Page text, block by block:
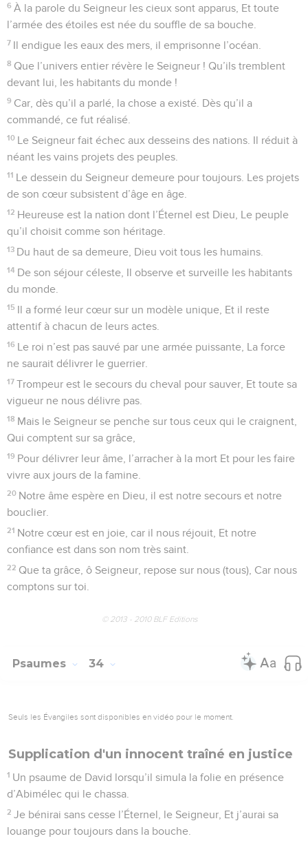
6 À la parole du Seigneur les cieux sont apparus, Et toute
l’armée des étoiles est née du souffle de sa bouche.
7 Il endigue les eaux des mers, il emprisonne l’océan.
8 Que l’univers entier révère le Seigneur ! Qu’ils tremblent
devant lui, les habitants du monde !
9 Car, dès qu’il a parlé, la chose a existé. Dès qu’il a
commandé, ce fut réalisé.
10 Le Seigneur fait échec aux desseins des nations. Il réduit à
néant les vains projets des peuples.
11 Le dessein du Seigneur demeure pour toujours. Les projets
de son cœur subsistent d’âge en âge.
12 Heureuse est la nation dont l’Éternel est Dieu, Le peuple
qu’il choisit comme son héritage.
13 Du haut de sa demeure, Dieu voit tous les humains.
14 De son séjour céleste, Il observe et surveille les habitants
du monde.
15 Il a formé leur cœur sur un modèle unique, Et il reste
attentif à chacun de leurs actes.
16 Le roi n’est pas sauvé par une armée puissante, La force
ne saurait délivrer le guerrier.
17 Trompeur est le secours du cheval pour sauver, Et toute sa
vigueur ne nous délivre pas.
18 Mais le Seigneur se penche sur tous ceux qui le craignent,
Qui comptent sur sa grâce,
19 Pour délivrer leur âme, l’arracher à la mort Et pour les faire
vivre aux jours de la famine.
20 Notre âme espère en Dieu, il est notre secours et notre
bouclier.
21 Notre cœur est en joie, car il nous réjouit, Et notre
confiance est dans son nom très saint.
22 Que ta grâce, ô Seigneur, repose sur nous (tous), Car nous
comptons sur toi.
© 2013 - 2010 BLF Editions
Psaumes 34
Seuls les Évangiles sont disponibles en vidéo pour le moment.
Supplication d'un innocent traîné en justice
1 Un psaume de David lorsqu’il simula la folie en présence
d’Abimélec qui le chassa.
2 Je bénirai sans cesse l’Éternel, le Seigneur, Et j’aurai sa
louange pour toujours dans la bouche.